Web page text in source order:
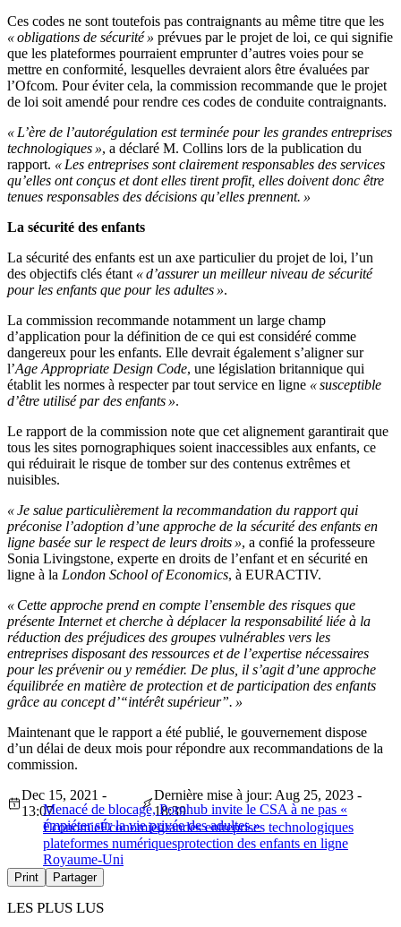
Ces codes ne sont toutefois pas contraignants au même titre que les
« obligations de sécurité » prévues par le projet de loi, ce qui signifie
que les plateformes pourraient emprunter d’autres voies pour se
mettre en conformité, lesquelles devraient alors être évaluées par
l’Ofcom. Pour éviter cela, la commission recommande que le projet
de loi soit amendé pour rendre ces codes de conduite contraignants.
« L’ère de l’autorégulation est terminée pour les grandes entreprises
technologiques », a déclaré M. Collins lors de la publication du
rapport. « Les entreprises sont clairement responsables des services
qu’elles ont conçus et dont elles tirent profit, elles doivent donc être
tenues responsables des décisions qu’elles prennent. »
La sécurité des enfants
La sécurité des enfants est un axe particulier du projet de loi, l’un
des objectifs clés étant « d’assurer un meilleur niveau de sécurité
pour les enfants que pour les adultes ».
La commission recommande notamment un large champ
d’application pour la définition de ce qui est considéré comme
dangereux pour les enfants. Elle devrait également s’aligner sur
l’Age Appropriate Design Code, une législation britannique qui
établit les normes à respecter par tout service en ligne « susceptible
d’être utilisé par des enfants ».
Le rapport de la commission note que cet alignement garantirait que
tous les sites pornographiques soient inaccessibles aux enfants, ce
qui réduirait le risque de tomber sur des contenus extrêmes et
nuisibles.
« Je salue particulièrement la recommandation du rapport qui
préconise l’adoption d’une approche de la sécurité des enfants en
ligne basée sur le respect de leurs droits », a confié la professeure
Sonia Livingstone, experte en droits de l’enfant et en sécurité en
ligne à la London School of Economics, à EURACTIV.
« Cette approche prend en compte l’ensemble des risques que
présente Internet et cherche à déplacer la responsabilité liée à la
réduction des préjudices des groupes vulnérables vers les
entreprises disposant des ressources et de l’expertise nécessaires
pour les prévenir ou y remédier. De plus, il s’agit d’une approche
équilibrée en matière de protection et de participation des enfants
grâce au concept d’“intérêt supérieur”. »
Maintenant que le rapport a été publié, le gouvernement dispose
d’un délai de deux mois pour répondre aux recommandations de la
commission.
Menacé de blocage, Pornhub invite le CSA à ne pas «
empiéter sur la vie privée des adultes »
Dec 15, 2021 -
13:07
Dernière mise à jour: Aug 25, 2023 -
18:39
ÉconomieÉconomiegrandes entreprises technologiques
plateformes numériquesprotection des enfants en ligne
Royaume-Uni
Print Partager
LES PLUS LUS